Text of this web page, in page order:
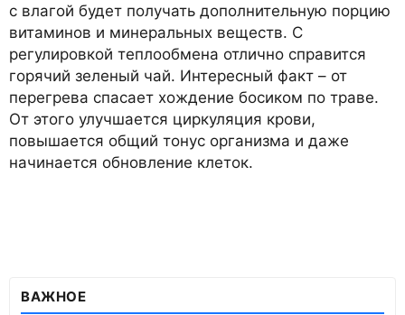
с влагой будет получать дополнительную порцию
витаминов и минеральных веществ. С
регулировкой теплообмена отлично справится
горячий зеленый чай. Интересный факт – от
перегрева спасает хождение босиком по траве.
От этого улучшается циркуляция крови,
повышается общий тонус организма и даже
начинается обновление клеток.
ВАЖНОЕ